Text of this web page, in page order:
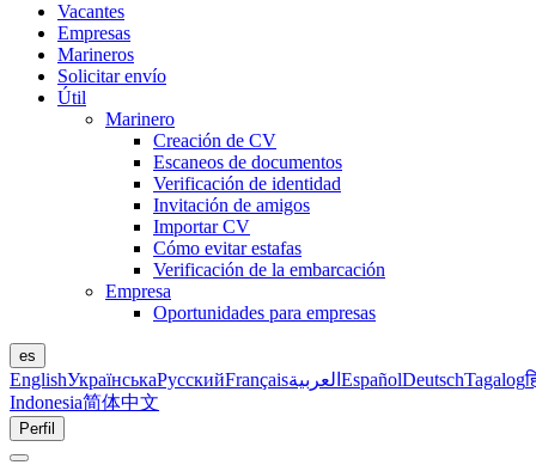
Vacantes
Empresas
Marineros
Solicitar envío
Útil
Marinero
Creación de CV
Escaneos de documentos
Verificación de identidad
Invitación de amigos
Importar CV
Cómo evitar estafas
Verificación de la embarcación
Empresa
Oportunidades para empresas
es
EnglishУкраїнськаРусскийFrançaisالعربية EspañolDeutschTagalog
Indonesia简体中文
Perfil